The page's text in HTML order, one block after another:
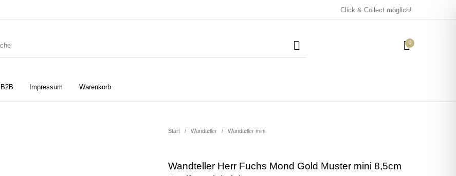
Click & Collect möglich!
0
B2B Impressum Warenkorb
Start / Wandteller / Wandteller mini
Wandteller Herr Fuchs Mond Gold Muster mini 8,5cm